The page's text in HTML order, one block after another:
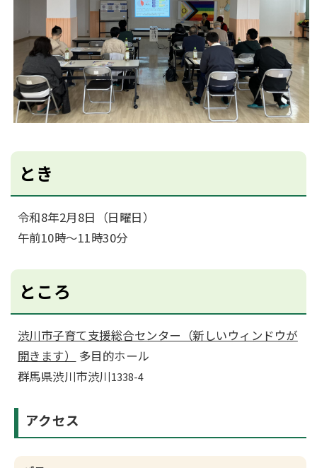
とき
令和8年2月8日（日曜日）
午前10時～11時30分
ところ
渋川市子育て支援総合センター（新しいウィンドウが
開きます）
多目的ホール
群馬県渋川市渋川1338-4
アクセス